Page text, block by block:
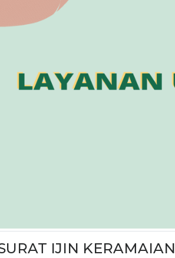
IJIN KERAMAIAN